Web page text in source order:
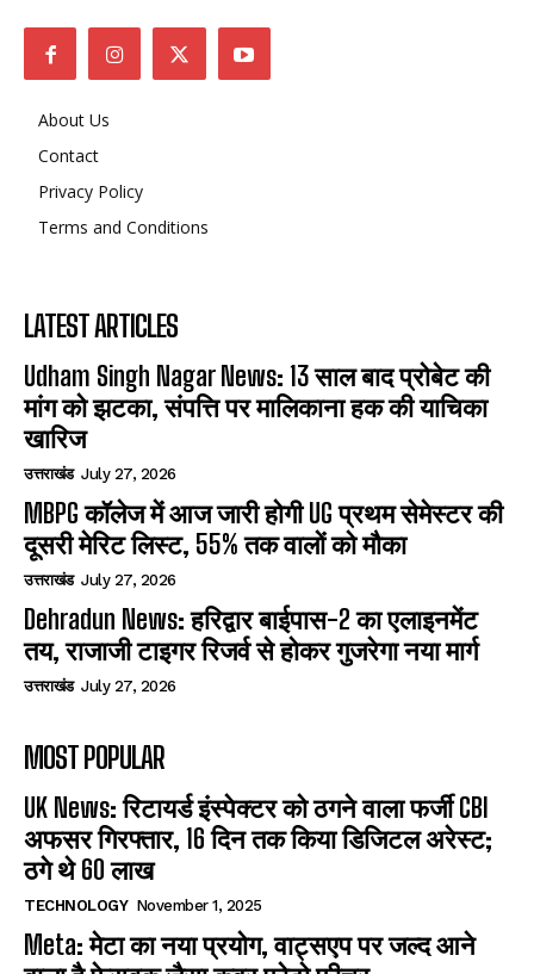
About Us
Contact
Privacy Policy
Terms and Conditions
LATEST ARTICLES
Udham Singh Nagar News: 13 साल बाद प्रोबेट की
मांग को झटका, संपत्ति पर मालिकाना हक की याचिका
खारिज
उत्तराखंड July 27, 2026
MBPG कॉलेज में आज जारी होगी UG प्रथम सेमेस्टर की
दूसरी मेरिट लिस्ट, 55% तक वालों को मौका
उत्तराखंड July 27, 2026
Dehradun News: हरिद्वार बाईपास-2 का एलाइनमेंट
तय, राजाजी टाइगर रिजर्व से होकर गुजरेगा नया मार्ग
उत्तराखंड July 27, 2026
MOST POPULAR
UK News: रिटायर्ड इंस्पेक्टर को ठगने वाला फर्जी CBI
अफसर गिरफ्तार, 16 दिन तक किया डिजिटल अरेस्ट;
ठगे थे 60 लाख
TECHNOLOGY November 1, 2025
Meta: मेटा का नया प्रयोग, वाट्सएप पर जल्द आने